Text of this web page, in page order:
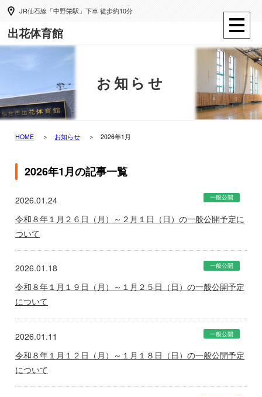
JR仙石線「中野栄駅」下車 徒歩約10分
出花体育館
お知らせ
HOME お知らせ 2026年1月
2026年1月の記事一覧
2026.01.24 一般公開
令和８年１月２６日（月）～２月１日（日）の一般公開予定に
ついて
2026.01.18 一般公開
令和８年１月１９日（月）～１月２５日（日）の一般公開予定
について
2026.01.11 一般公開
令和８年１月１２日（月）～１月１８日（日）の一般公開予定
について